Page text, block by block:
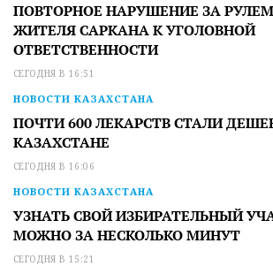
ПОВТОРНОЕ НАРУШЕНИЕ ЗА
ЖИТЕЛЯ САРКАНА К УГОЛОВНОЙ
ОТВЕТСТВЕННОСТИ
СЕГОДНЯ В 16:51
НОВОСТИ КАЗАХСТАНА
ПОЧТИ 600 ЛЕКАРСТВ СТАЛИ
КАЗАХСТАНЕ
СЕГОДНЯ В 16:06
НОВОСТИ КАЗАХСТАНА
УЗНАТЬ СВОЙ ИЗБИРАТЕЛЬНЫЙ
МОЖНО ЗА НЕСКОЛЬКО МИНУТ
СЕГОДНЯ В 15:21